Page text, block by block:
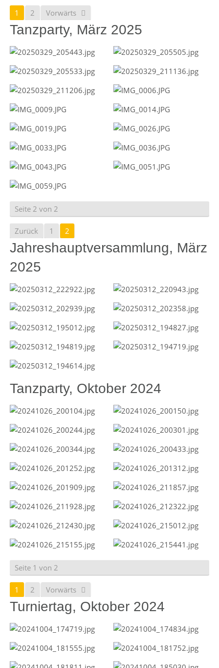
1 2 Vorwärts
Tanzparty, März 2025
Seite 2 von 2
Zurück 1 2
Jahreshauptversammlung, März
2025
Tanzparty, Oktober 2024
Seite 1 von 2
1 2 Vorwärts
Turniertag, Oktober 2024